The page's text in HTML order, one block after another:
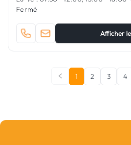
Fermé
Afficher
1 2 3 4